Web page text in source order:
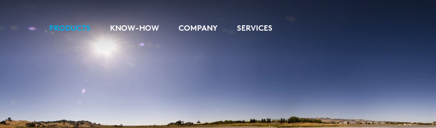
PRODUCTS KNOW-HOW COMPANY SERVICES